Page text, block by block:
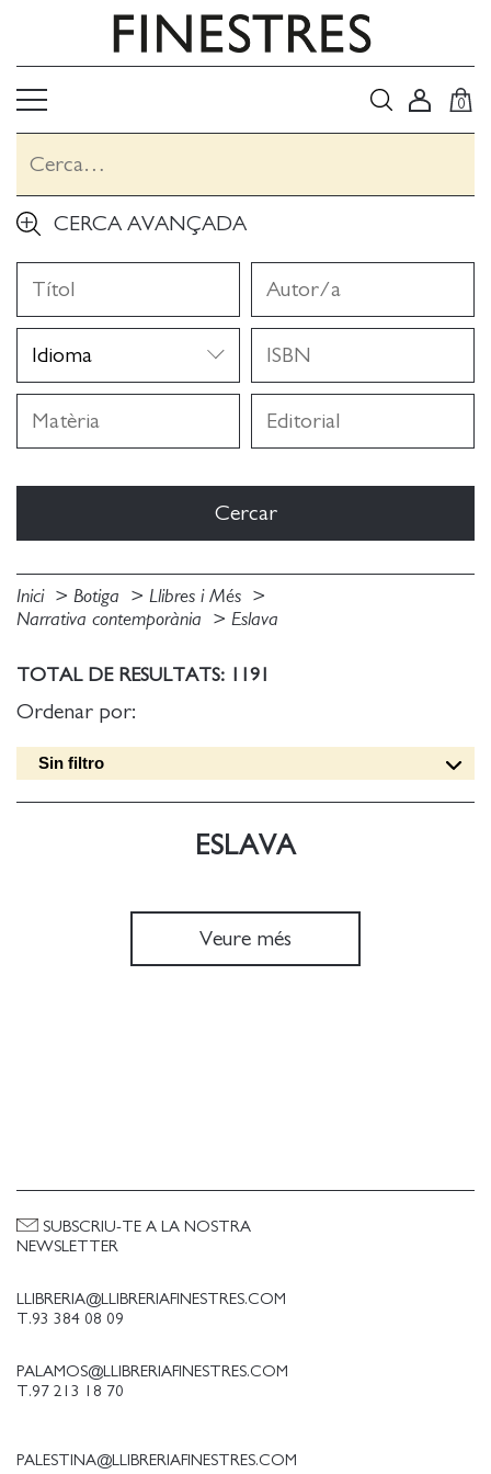
0
CERCA AVANÇADA
Inici Botiga
Llibres i Més
Narrativa contemporània
Eslava
TOTAL DE RESULTATS: 1191
Ordenar por:
Sin filtro
Data edició [ASC]
ESLAVA
Veure més
LLIBRERIA@LLIBRERIAFINESTRES.COM
T.93 384 08 09
PALAMOS@LLIBRERIAFINESTRES.COM
T.97 213 18 70
PALESTINA@LLIBRERIAFINESTRES.COM
SUBSCRIU-TE A LA NOSTRA
NEWSLETTER